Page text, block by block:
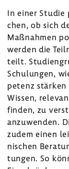
In einer
chen, ob sich
Maßnahmen
werden die
teilt.
Schu­lungen,
pe­tenz stärken
Wissen,
finden, zu
anzu­wenden.
zudem einen
ni­schen
tungen. So